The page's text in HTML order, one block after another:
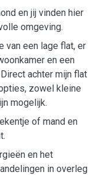
en jij vinden hier
omgeving.
van een lage flat, er
en een
achter mijn flat
zowel kleine
mogelijk.
of mand en
en het
in overleg